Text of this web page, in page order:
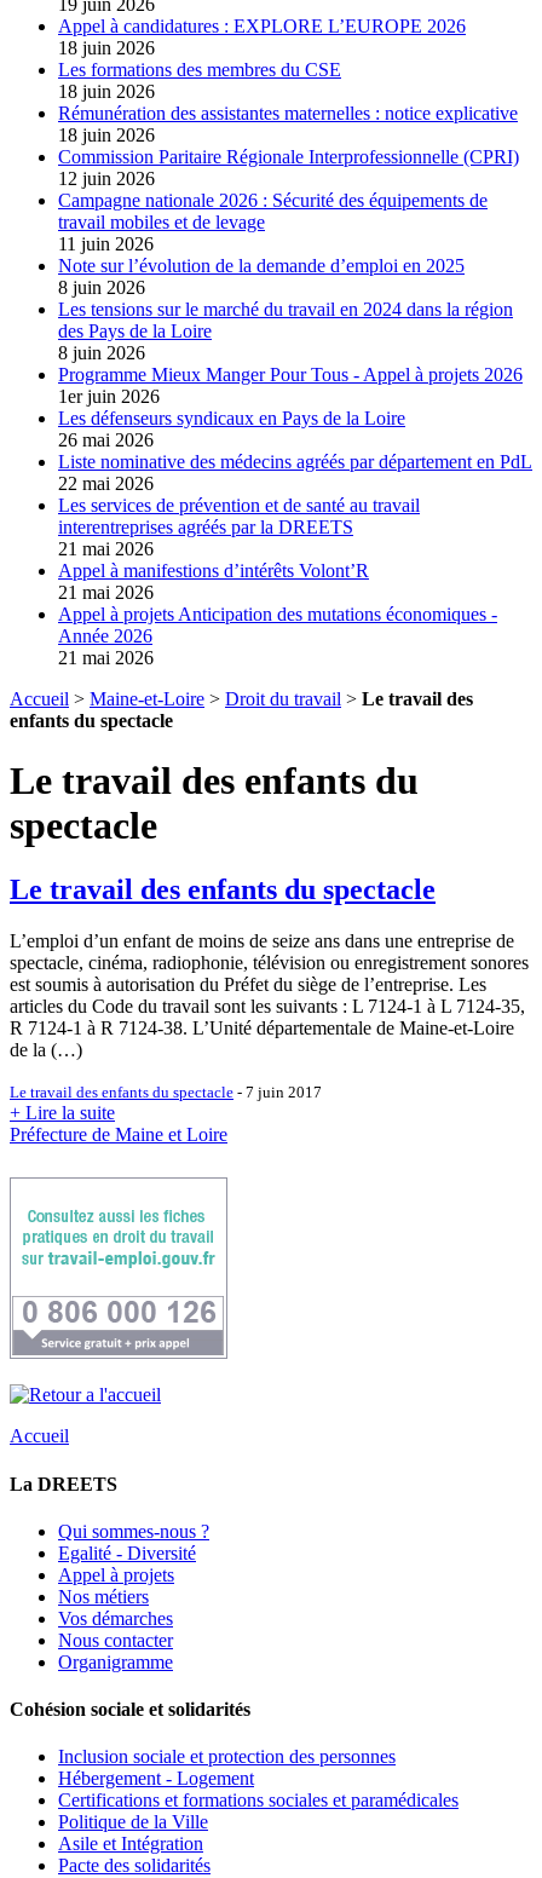
19 juin 2026
Appel à candidatures : EXPLORE L’EUROPE 2026
18 juin 2026
Les formations des membres du CSE
18 juin 2026
Rémunération des assistantes maternelles : notice explicative
18 juin 2026
Commission Paritaire Régionale Interprofessionnelle (CPRI)
12 juin 2026
Campagne nationale 2026 : Sécurité des équipements de
travail mobiles et de levage
11 juin 2026
Note sur l’évolution de la demande d’emploi en 2025
8 juin 2026
Les tensions sur le marché du travail en 2024 dans la région
des Pays de la Loire
8 juin 2026
Programme Mieux Manger Pour Tous - Appel à projets 2026
1er juin 2026
Les défenseurs syndicaux en Pays de la Loire
26 mai 2026
Liste nominative des médecins agréés par département en PdL
22 mai 2026
Les services de prévention et de santé au travail
interentreprises agréés par la DREETS
21 mai 2026
Appel à manifestions d’intérêts Volont’R
21 mai 2026
Appel à projets Anticipation des mutations économiques -
Année 2026
21 mai 2026
Accueil > Maine-et-Loire > Droit du travail > Le travail des
enfants du spectacle
Le travail des enfants du
spectacle
Le travail des enfants du spectacle
L’emploi d’un enfant de moins de seize ans dans une entreprise de
spectacle, cinéma, radiophonie, télévision ou enregistrement sonores
est soumis à autorisation du Préfet du siège de l’entreprise. Les
articles du Code du travail sont les suivants : L 7124-1 à L 7124-35,
R 7124-1 à R 7124-38. L’Unité départementale de Maine-et-Loire
de la (…)
Le travail des enfants du spectacle - 7 juin 2017
+ Lire la suite
Préfecture de Maine et Loire
Accueil
La DREETS
Qui sommes-nous ?
Egalité - Diversité
Appel à projets
Nos métiers
Vos démarches
Nous contacter
Organigramme
Cohésion sociale et solidarités
Inclusion sociale et protection des personnes
Hébergement - Logement
Certifications et formations sociales et paramédicales
Politique de la Ville
Asile et Intégration
Pacte des solidarités